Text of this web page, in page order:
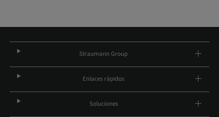
Straumann Group
Enlaces rápidos
Soluciones